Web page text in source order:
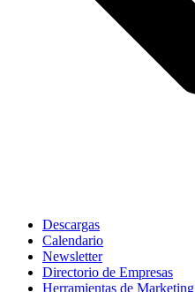
Descargas
Calendario
Newsletter
Directorio de Empresas
Herramientas de Marketing